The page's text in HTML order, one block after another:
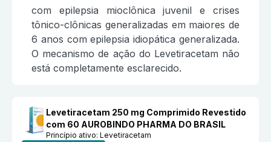
com epilepsia mioclônica juvenil e crises
tônico-clônicas generalizadas em maiores de
6 anos com epilepsia idiopática generalizada.
O mecanismo de ação do Levetiracetam não
está completamente esclarecido.
Levetiracetam 250 mg Comprimido Revestido
com 60 AUROBINDO PHARMA DO BRASIL
Princípio ativo:Levetiracetam